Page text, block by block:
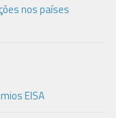
nos países
EISA